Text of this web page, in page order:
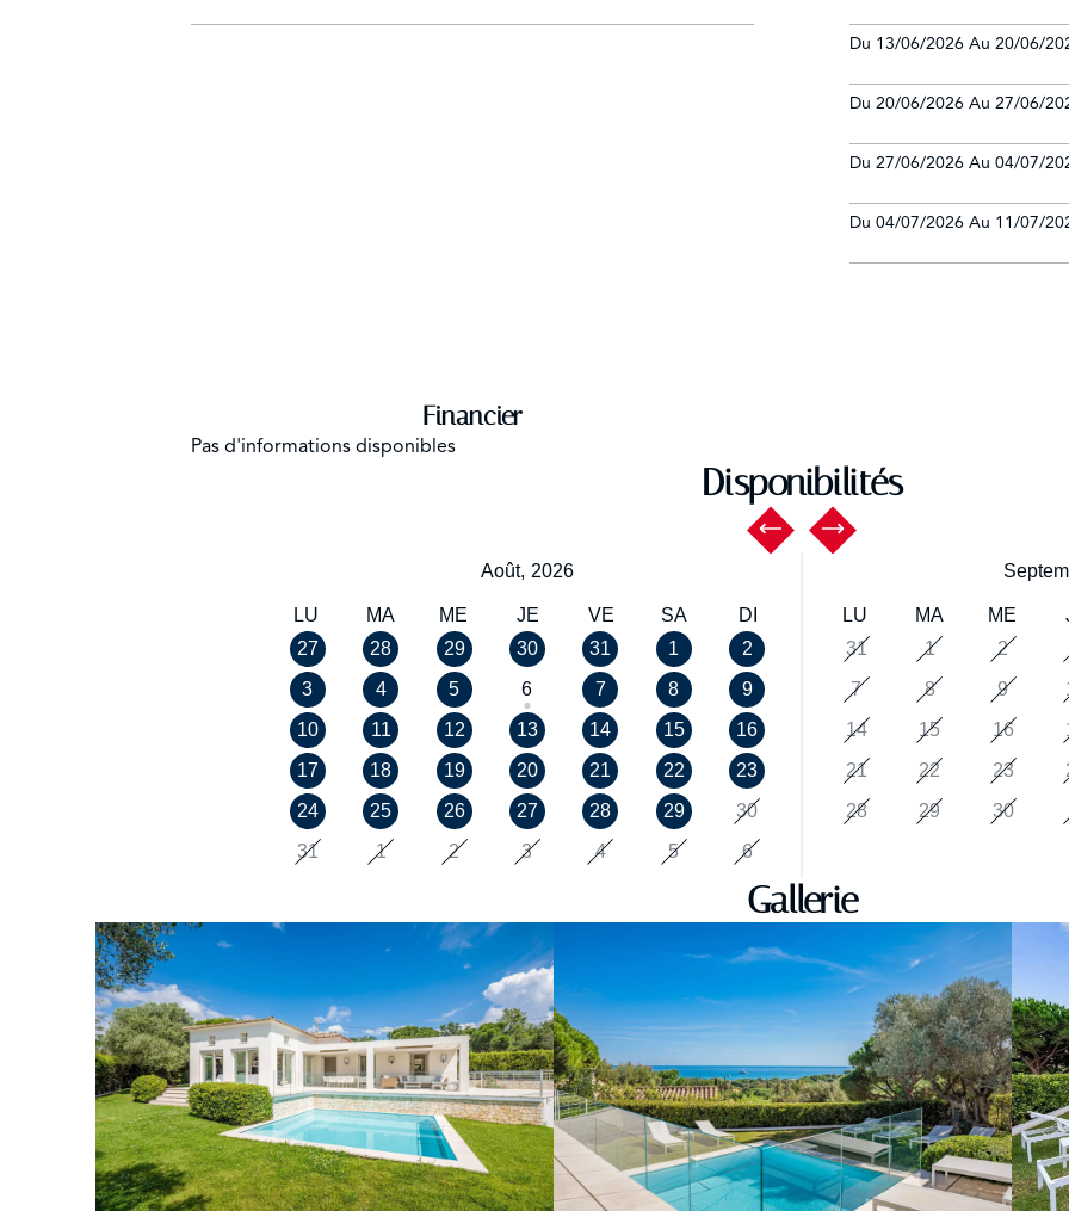
Du 13/06/2026 Au 20/06/
Du 20/06/2026 Au 27/06/
Du 27/06/2026 Au 04/07/
Du 04/07/2026 Au 11/07/
Financier
Pas d'informations disponibles
Disponibilités
Août, 2026
LU MA ME JE VE SA
DI
27
28 29 30 31 1
2
3
4 5 6 7 8
9
10
11 12 13 14 15
16
17
18 19 20 21 22
23
24
25 26 27 28 29
30
31
1 2 3 4 5 6
LU MA ME
31
1 2
7
8 9
14
15 16
21
22 23
28
29 30
Gallerie